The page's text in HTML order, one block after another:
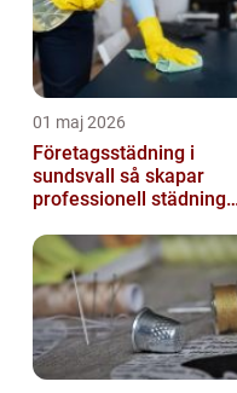
01 maj 2026
Företagsstädning i
sundsvall så skapar
professionell städning
starkare varum...